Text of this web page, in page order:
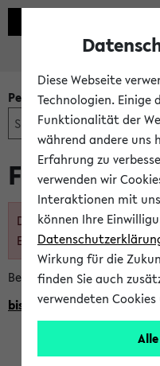
Personen- und
Frau
Diese Person ist nicht
Einrichtungsverzeichnis
Bei Fragen wenden Sie
bissupport@uni-
Diese Webseite
Technologien. Einige
Funktionalität der
während andere uns
Erfahrung zu
verwenden wir
Interaktionen mit
können Ihre
Wirkung für die
finden Sie auch
verwendeten